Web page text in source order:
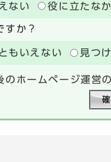
ない 役に立たな
すか？
もいえない 見つ
ホームページ運営